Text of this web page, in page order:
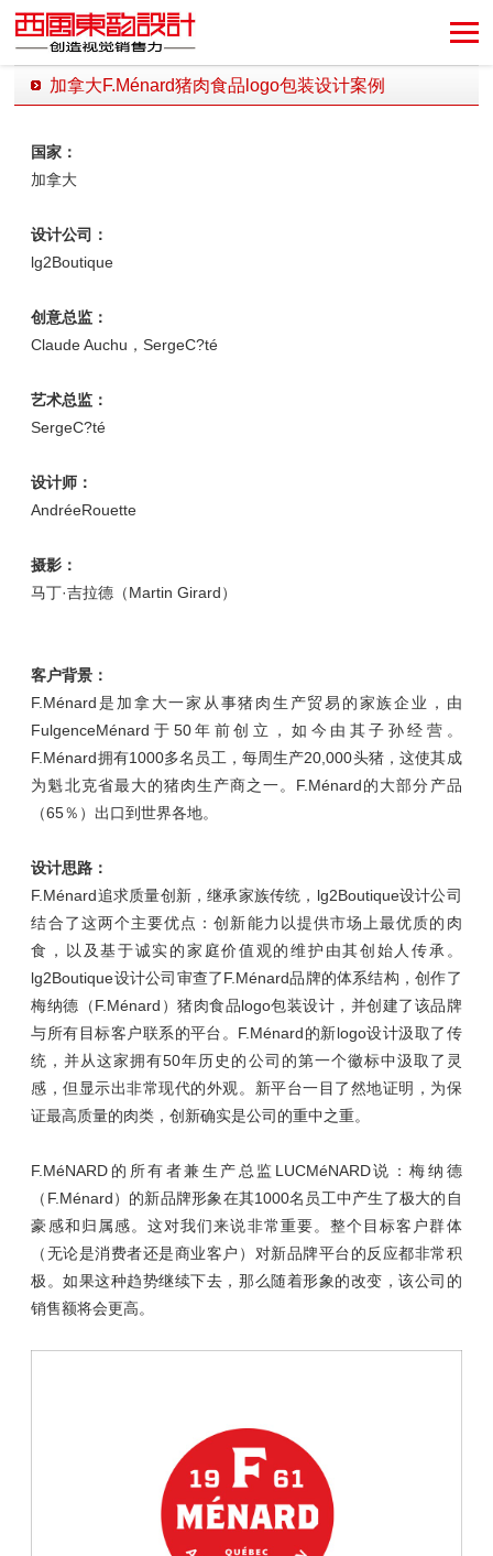
加拿大F.Ménard猪肉食品logo包装设计案例
国家：
加拿大
设计公司：
lg2Boutique
创意总监：
Claude Auchu，SergeC?té
艺术总监：
SergeC?té
设计师：
AndréeRouette
摄影：
马丁·吉拉德（Martin Girard）
客户背景：
F.Ménard是加拿大一家从事猪肉生产贸易的家族企业，由
FulgenceMénard于50年前创立，如今由其子孙经营。
F.Ménard拥有1000多名员工，每周生产20,000头猪，这使其成
为魁北克省最大的猪肉生产商之一。F.Ménard的大部分产品
（65％）出口到世界各地。
设计思路：
F.Ménard追求质量创新，继承家族传统， lg2Boutique设计公司
结合了这两个主要优点：创新能力以提供市场上最优质的肉
食，以及基于诚实的家庭价值观的维护由其创始人传承。
lg2Boutique设计公司审查了F.Ménard品牌的体系结构，创作了
梅纳德（F.Ménard）猪肉食品logo包装设计，并创建了该品牌
与所有目标客户联系的平台。F.Ménard的新logo设计汲取了传
统，并从这家拥有50年历史的公司的第一个徽标中汲取了灵
感，但显示出非常现代的外观。新平台一目了然地证明，为保
证最高质量的肉类，创新确实是公司的重中之重。
F.MéNARD的所有者兼生产总监LUCMéNARD说：梅纳德
（F.Ménard）的新品牌形象在其1000名员工中产生了极大的自
豪感和归属感。这对我们来说非常重要。整个目标客户群体
（无论是消费者还是商业客户）对新品牌平台的反应都非常积
极。如果这种趋势继续下去，那么随着形象的改变，该公司的
销售额将会更高。